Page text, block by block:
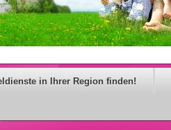
in Ihrer Region finden!